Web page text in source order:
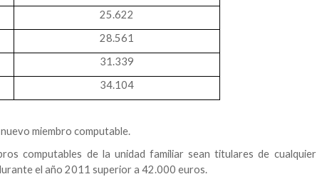
25.622
28.561
31.339
34.104
miembro computable.
computables de la unidad familiar sean titulares de cualquier
el año 2011 superior a 42.000 euros.